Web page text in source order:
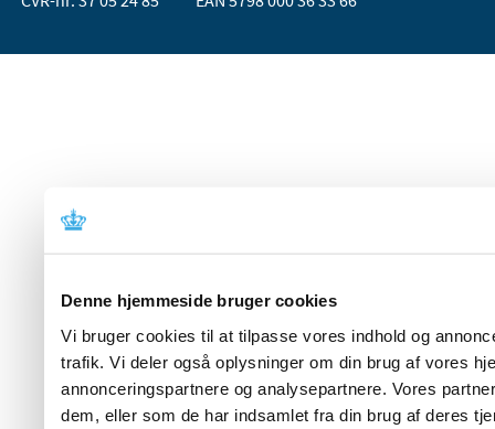
Denne hjemmeside bruger cookies
Vi bruger cookies til at tilpasse vores indhold og
trafik. Vi deler også oplysninger om din brug af vores
annonceringspartnere og analysepartnere. Vores
dem, eller som de har indsamlet fra din brug af deres